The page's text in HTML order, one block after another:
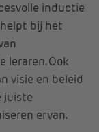
inductie
bij het
leraren. Ook
visie en beleid
juiste
ervan.